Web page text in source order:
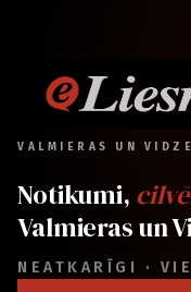
VALMIERAS UN
Notikumi,
Valmieras un
NEATKARĪGI ·